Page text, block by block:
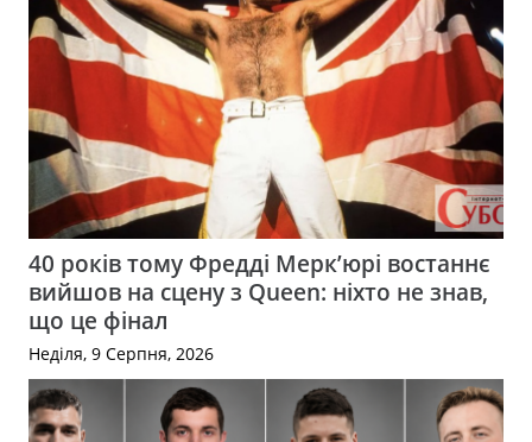
40 років тому Фредді Мерк’юрі востаннє
вийшов на сцену з Queen: ніхто не знав,
що це фінал
Неділя, 9 Серпня, 2026